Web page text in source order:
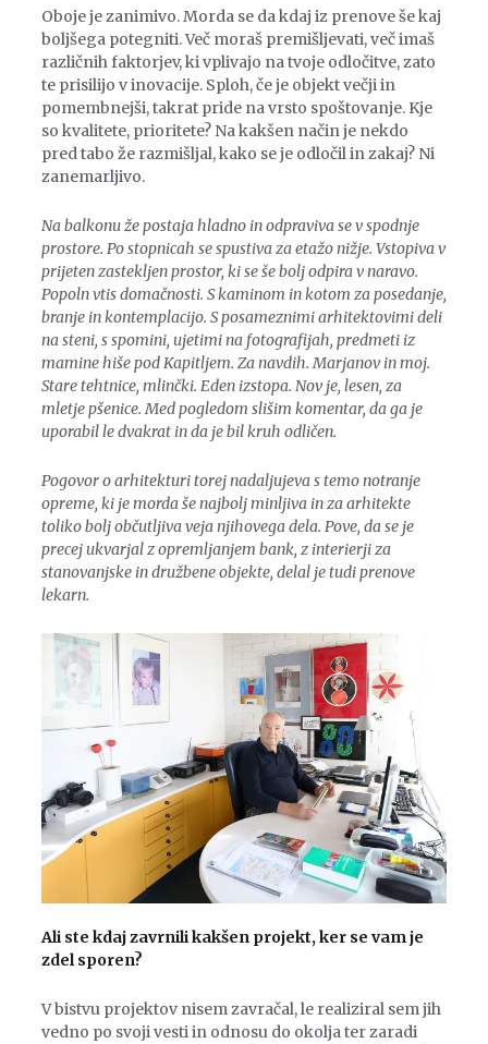
Oboje je zanimivo. Morda se da kdaj iz prenove še kaj
boljšega potegniti. Več moraš premišljevati, več imaš
različnih faktorjev, ki vplivajo na tvoje odločitve, zato
te prisilijo v inovacije. Sploh, če je objekt večji in
pomembnejši, takrat pride na vrsto spoštovanje. Kje
so kvalitete, prioritete? Na kakšen način je nekdo
pred tabo že razmišljal, kako se je odločil in zakaj? Ni
zanemarljivo.
Na balkonu že postaja hladno in odpraviva se v spodnje
prostore. Po stopnicah se spustiva za etažo nižje. Vstopiva v
prijeten zastekljen prostor, ki se še bolj odpira v naravo.
Popoln vtis domačnosti. S kaminom in kotom za posedanje,
branje in kontemplacijo. S posameznimi arhitektovimi deli
na steni, s spomini, ujetimi na fotografijah, predmeti iz
mamine hiše pod Kapitljem. Za navdih. Marjanov in moj.
Stare tehtnice, mlinčki. Eden izstopa. Nov je, lesen, za
mletje pšenice. Med pogledom slišim komentar, da ga je
uporabil le dvakrat in da je bil kruh odličen.
Pogovor o arhitekturi torej nadaljujeva s temo notranje
opreme, ki je morda še najbolj minljiva in za arhitekte
toliko bolj občutljiva veja njihovega dela. Pove, da se je
precej ukvarjal z opremljanjem bank, z interierji za
stanovanjske in družbene objekte, delal je tudi prenove
lekarn.
Ali ste kdaj zavrnili kakšen projekt, ker se vam je
zdel sporen?
V bistvu projektov nisem zavračal, le realiziral sem jih
vedno po svoji vesti in odnosu do okolja ter zaradi